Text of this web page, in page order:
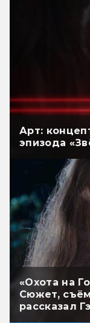
Арт:
эпизода
«Охота на
Сюжет,
рассказал